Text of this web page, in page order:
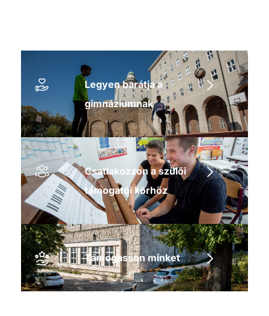
Legyen barátja a
gimnáziumnak
Csatlakozzon a szülői
támogatói körhöz
Támogasson minket